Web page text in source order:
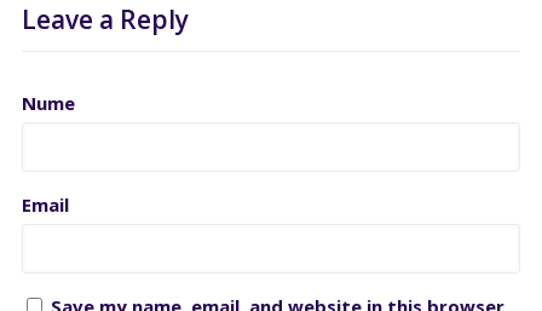
Leave a Reply
Nume
Email
Save my name, email, and website in this browser